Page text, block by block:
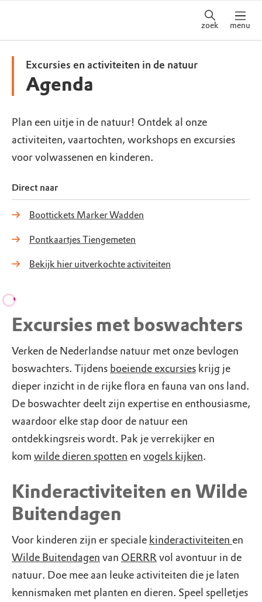
zoek menu
Excursies en activiteiten in de natuur
Agenda
Plan een uitje in de natuur! Ontdek al onze
activiteiten, vaartochten, workshops en excursies
voor volwassenen en kinderen.
Direct naar
Boottickets Marker Wadden
Pontkaartjes Tiengemeten
Bekijk hier uitverkochte activiteiten
Excursies met boswachters
Verken de Nederlandse natuur met onze bevlogen
boswachters. Tijdens boeiende excursies krijg je
dieper inzicht in de rijke flora en fauna van ons land.
De boswachter deelt zijn expertise en enthousiasme,
waardoor elke stap door de natuur een
ontdekkingsreis wordt. Pak je verrekijker en
kom wilde dieren spotten en vogels kijken.
Kinderactiviteiten en Wilde
Buitendagen
Voor kinderen zijn er speciale kinderactiviteiten en
Wilde Buitendagen van OERRRvol avontuur in de
natuur. Doe mee aan leuke activiteiten die je laten
kennismaken met planten en dieren. Speel spelletjes